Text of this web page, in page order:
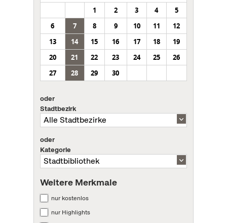
1
2 3 4
5
6
7 8 9 10 11
12
13
14 15 16 17 18
19
20
21 22 23 24 25
26
27
28 29 30
oder
Stadtbezirk
oder
Kategorie
Weitere Merkmale
nur kostenlos
nur Highlights